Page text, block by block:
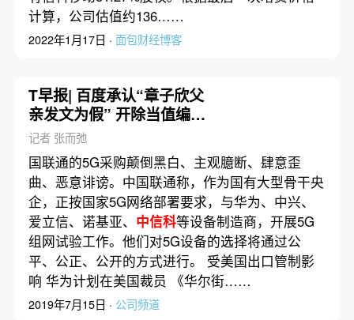
计算，公司估值约136……
2022年1月17日 · 面包财经博客
T早报| 百度承认“章子欣父
亲发文为假” 开除当值编
辑；中国联通称“不支持华
为”传闻是造谣污蔑；受出口
管制影响 华为计划在美国裁
员
记者 张而弛
国联通的5G采购颠倒黑白、主观臆断、肆意歪
曲、恶意诽谤。中国联通称，作为国有大型骨干央
企，正按国家5G网络部署要求，与华为、中兴、
爱立信、诺基亚、 中信科等设备制造商，开展5G
组网试验工作。他们对5G设备的选择将通过公
平、公正、公开的方式进行。 受美国出口管制影
响 华为计划在美国裁员 《华尔街……
2019年7月15日 · 公司频道